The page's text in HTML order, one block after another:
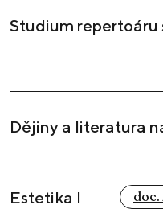
Studium repertoáru
Dějiny a literatura
Estetika I doc.